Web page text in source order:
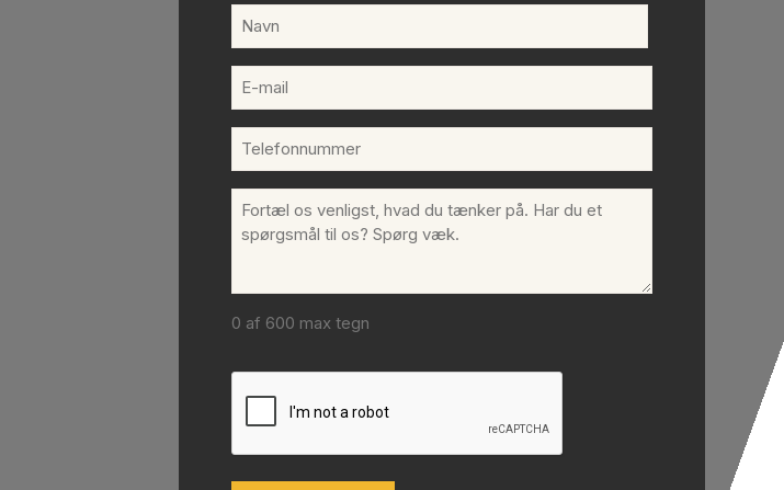
Navn
mail
(Påkrævet)
(Påkrævet)
0 af 600 max tegn
CAPTCHA